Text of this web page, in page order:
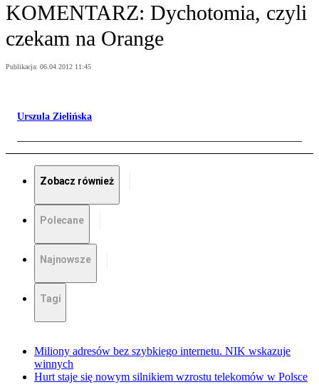
KOMENTARZ: Dychotomia, czyli
czekam na Orange
Publikacja: 06.04.2012 11:45
Urszula Zielińska
Zobacz również
Polecane
Najnowsze
Tagi
Miliony adresów bez szybkiego internetu. NIK wskazuje
winnych
Hurt staje się nowym silnikiem wzrostu telekomów w Polsce